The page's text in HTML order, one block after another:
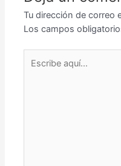
Tu dirección de correo
Los campos
aquí...